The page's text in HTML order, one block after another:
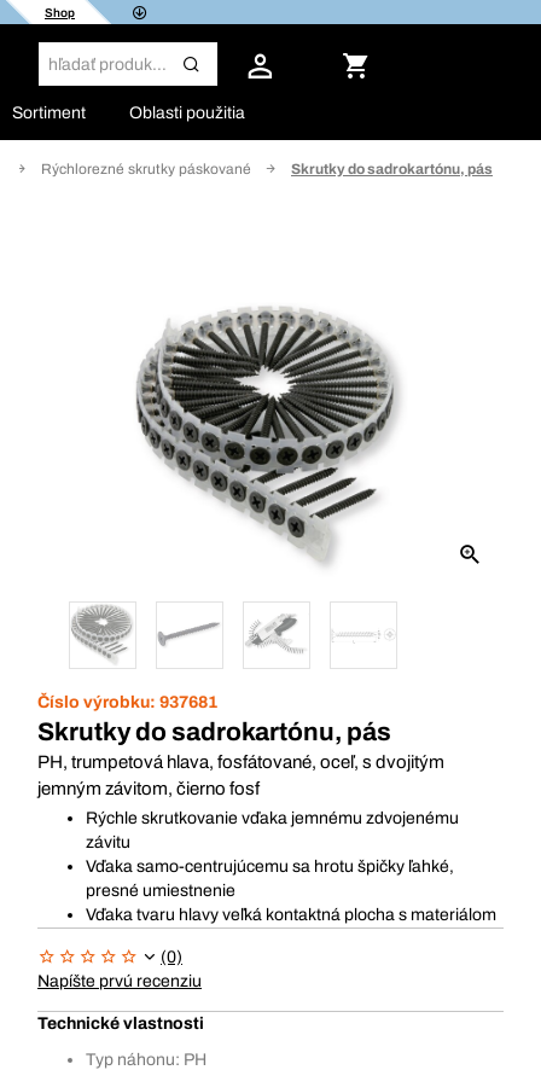
Shop
Sortiment Oblasti použitia
Rýchlorezné skrutky páskované Skrutky do sadrokartónu, pás
Číslo výrobku: 937681
Skrutky do sadrokartónu, pás
PH, trumpetová hlava, fosfátované, oceľ, s dvojitým
jemným závitom, čierno fosf
Rýchle skrutkovanie vďaka jemnému zdvojenému
závitu
Vďaka samo-centrujúcemu sa hrotu špičky ľahké,
presné umiestnenie
Vďaka tvaru hlavy veľká kontaktná plocha s materiálom
(0)
Napíšte prvú recenziu
Technické vlastnosti
Typ náhonu: PH